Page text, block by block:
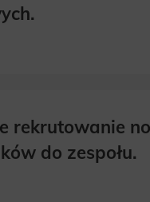
rekrutowanie
do zespołu.